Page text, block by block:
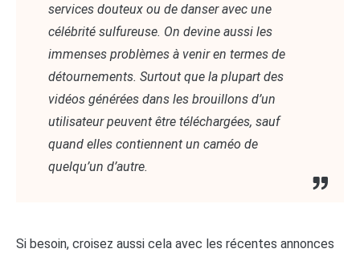
services douteux ou de danser avec une
célébrité sulfureuse. On devine aussi les
immenses problèmes à venir en termes de
détournements. Surtout que la plupart des
vidéos générées dans les brouillons d’un
utilisateur peuvent être téléchargées, sauf
quand elles contiennent un caméo de
quelqu’un d’autre.
Si besoin, croisez aussi cela avec les récentes annonces